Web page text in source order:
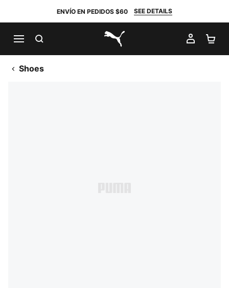
ENVÍO EN PEDIDOS $60 SEE DETAILS
PUMA.com
MI
Shoes